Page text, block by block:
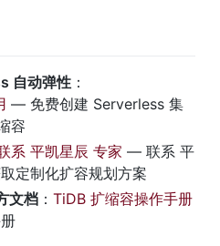
自动弹性 ：
— 免费创建 Serverless 集
容
系 平凯星辰 专家 — 联系 平
定制化扩容规划方案
文档 ： TiDB 扩缩容操作手册